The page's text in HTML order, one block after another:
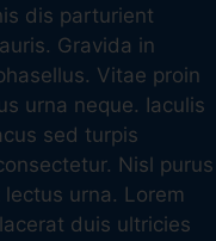
dis parturient
Gravida in
Vitae proin
urna neque. Iaculis
sed turpis
Nisl purus
urna. Lorem
duis ultricies